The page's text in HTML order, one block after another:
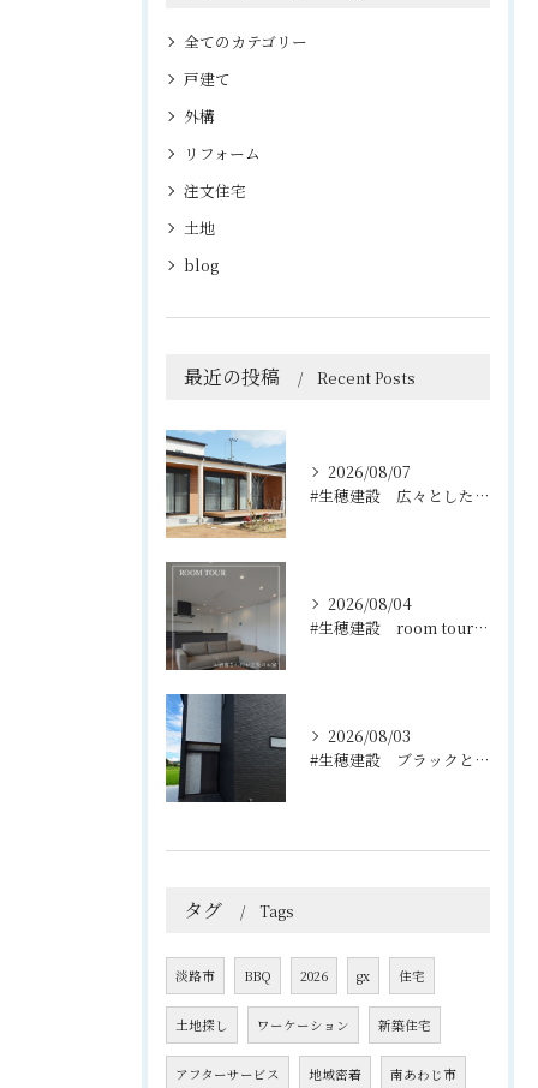
全てのカテゴリー
戸建て
外構
リフォーム
注文住宅
土地
blog
最近の投稿 Recent Posts
2026/08/07
#生穂建設 広々としたウッドデッキは、室内と庭を繋ぐ心地よい...
2026/08/04
#生穂建設 room tour🏠
2026/08/03
#生穂建設 ブラックとグレーのコントラストがスタイリッシュな...
タグ Tags
淡路市 BBQ 2026 gx 住宅
土地探し ワーケーション 新築住宅
アフターサービス 地域密着 南あわじ市